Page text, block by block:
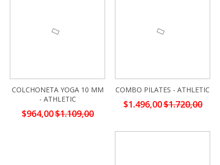
COLCHONETA YOGA 10 MM
- ATHLETIC
Precio
especial
$964,00$1.109,00
COMBO PILATES - ATHLETIC
Precio
especial
$1.496,00$1.720,00